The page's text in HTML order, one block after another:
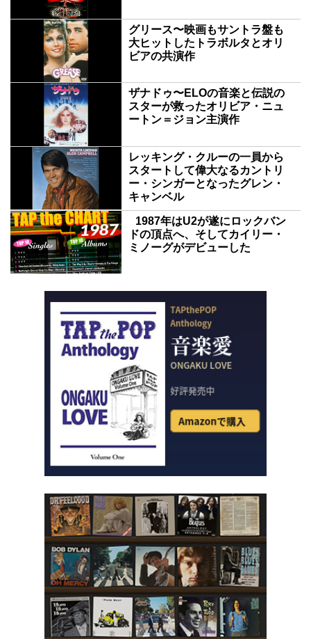
グリース〜映画もサントラ盤も
大ヒットしたトラボルタとオリ
ビアの共演作
ザナドゥ〜ELOの音楽と伝説の
スターが救ったオリビア・ニュ
ートン＝ジョン主演作
レッキング・クルーの一員から
スタートして偉大なるカントリ
ー・シンガーとなったグレン・
キャンベル
1987年はU2が遂にロックバン
ドの頂点へ、そしてカイリー・
ミノーグがデビューした